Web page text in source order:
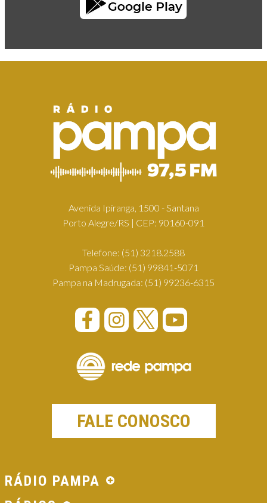
Avenida Ipiranga, 1500 - Santana
Porto Alegre/RS | CEP: 90160-091
Telefone: (51) 3218.2588
Pampa Saúde: (51) 99841-5071
Pampa na Madrugada: (51) 99236-6315
FALE CONOSCO
RÁDIO PAMPA